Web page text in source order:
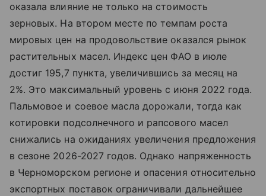
оказала влияние не только на стоимость
зерновых. На втором месте по темпам роста
мировых цен на продовольствие оказался рынок
растительных масел. Индекс цен ФАО в июле
достиг 195,7 пункта, увеличившись за месяц на
2%. Это максимальный уровень с июня 2022 года.
Пальмовое и соевое масла дорожали, тогда как
котировки подсолнечного и рапсового масел
снижались на ожиданиях увеличения предложения
в сезоне 2026-2027 годов. Однако напряженность
в Черноморском регионе и опасения относительно
экспортных поставок ограничивали дальнейшее